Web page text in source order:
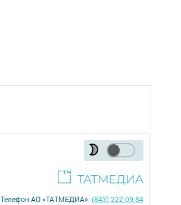
Телефон АО «ТАТМЕДИА»:(843) 222 09 84